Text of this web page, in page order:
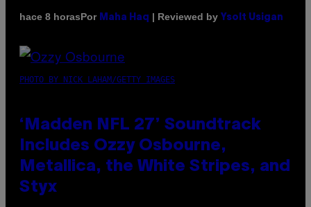
hace 8 horasPor Maha Haq | Reviewed by Ysolt Usigan
PHOTO BY NICK LAHAM/GETTY IMAGES
‘Madden NFL 27’ Soundtrack
Includes Ozzy Osbourne,
Metallica, the White Stripes, and
Styx